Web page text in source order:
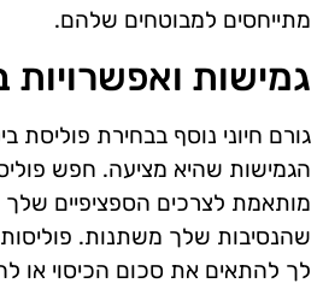
מתייחסים למבוטחים שלהם.
גמישות ואפשרויות
גורם חיוני נוסף בבחירת פוליסת
הגמישות שהיא מציעה. חפש
מותאמת לצרכים הספציפיים שלך
שהנסיבות שלך משתנות.
לך להתאים את סכום הכיסוי או